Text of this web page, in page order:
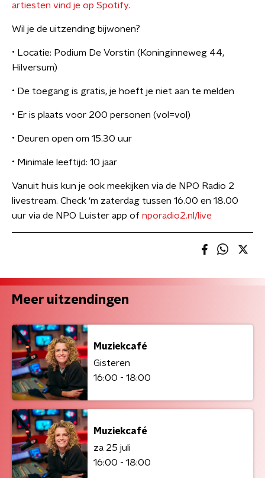
artiesten vind je op Spotify.
Wil je de uitzending bijwonen?
•⁠ ⁠Locatie: Podium De Vorstin (Koninginneweg 44,
Hilversum)
•⁠ ⁠De toegang is gratis, je hoeft je niet aan te melden
•⁠ ⁠Er is plaats voor 200 personen (vol=vol)
•⁠ ⁠Deuren open om 15.30 uur
•⁠ ⁠Minimale leeftijd: 10 jaar
Vanuit huis kun je ook meekijken via de NPO Radio 2
livestream. Check ‘m zaterdag tussen 16.00 en 18.00
uur via de NPO Luister app of nporadio2.nl/live
Meer uitzendingen
Muziekcafé
Gisteren
16:00 - 18:00
Muziekcafé
za 25 juli
16:00 - 18:00